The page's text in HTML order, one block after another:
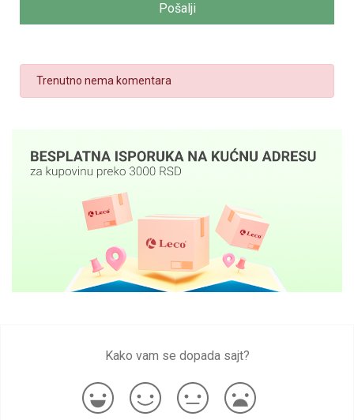
Pošalji
Trenutno nema komentara
Kako vam se dopada sajt?